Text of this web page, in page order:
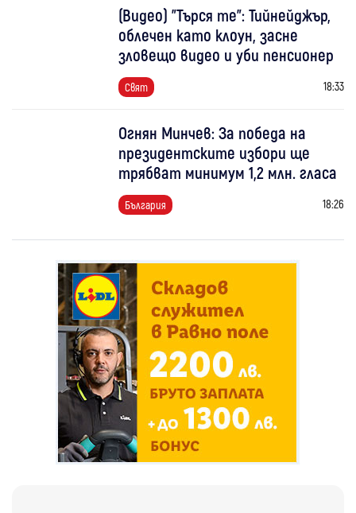
(Видео) "Търся те": Тийнейджър,
облечен като клоун, засне
зловещо видео и уби пенсионер
Свят 18:33
Огнян Минчев: За победа на
президентските избори ще
трябват минимум 1,2 млн. гласа
България 18:26